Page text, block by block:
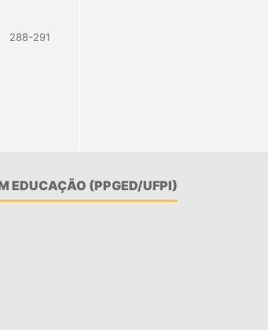
288-291
EDUCAÇÃO (PPGED/UFPI)